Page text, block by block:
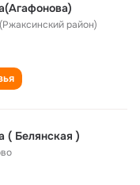
район)
( Белянская )